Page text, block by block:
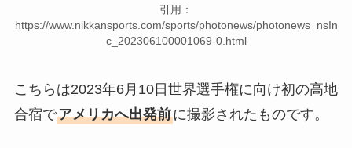
引用：
https://www.nikkansports.com/sports/photonews/photonews_nsIn
c_202306100001069-0.html
こちらは2023年6月10日世界選手権に向け初の高地
合宿でアメリカへ出発前に撮影されたものです。